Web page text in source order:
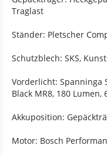
Traglast
Ständer: Pletscher
Schutzblech: SKS,
Vorderlicht: Spanninga
Black MR8, 180 Lumen,
Akkuposition:
Motor: Bosch